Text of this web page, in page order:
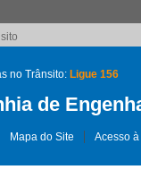
no Trânsito: Ligue 156
de
Mapa do Site Acesso